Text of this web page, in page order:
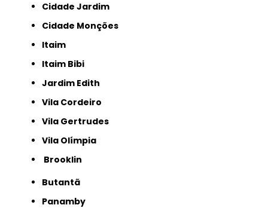
Cidade Jardim
Cidade Monções
Itaim
Itaim Bibi
Jardim Edith
Vila Cordeiro
Vila Gertrudes
Vila Olímpia
Brooklin
Butantã
Panamby